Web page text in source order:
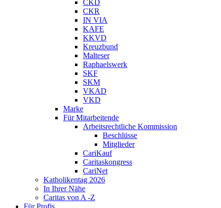
CKD
CKR
IN VIA
KAFE
KKVD
Kreuzbund
Malteser
Raphaelswerk
SKF
SKM
VKAD
VKD
Marke
Für Mitarbeitende
Arbeitsrechtliche Kommission
Beschlüsse
Mitglieder
CariKauf
Caritaskongress
CariNet
Katholikentag 2026
In Ihrer Nähe
Caritas von A -Z